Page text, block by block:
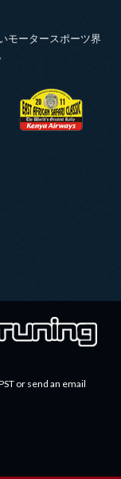
モータースポーツ界
EASR-LOGO-
2011.PNG
or send an email